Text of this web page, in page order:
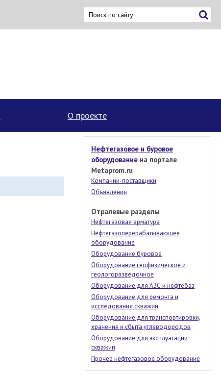
О проекте
Нефтегазовое и буровое
оборудование на портале
Metaprom.ru
Компании-поставщики
Объявления
Отралевые разделы
Нефтегазовая арматура
Нефтегазоперерабатывающее
оборудование
Оборудование буровое
Оборудование геофизическое и
геологоразведочное
Оборудование для АЗС и нефтебаз
Оборудование для ремонта и
исследования скважин
Оборудование для транспортировки,
хранения и сбыта углеводородов
Оборудование для эксплуатации
скважин
Прочее нефтегазовое оборудование